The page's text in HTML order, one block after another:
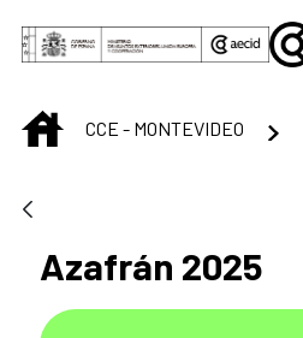
Skip to Main Content
INICIOCCE - MONTEVIDEO
Azafrán 2025